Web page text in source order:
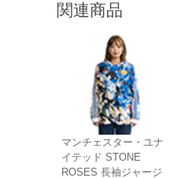
関連商品
マンチェスター・ユナ
イテッド STONE
ROSES 長袖ジャージ